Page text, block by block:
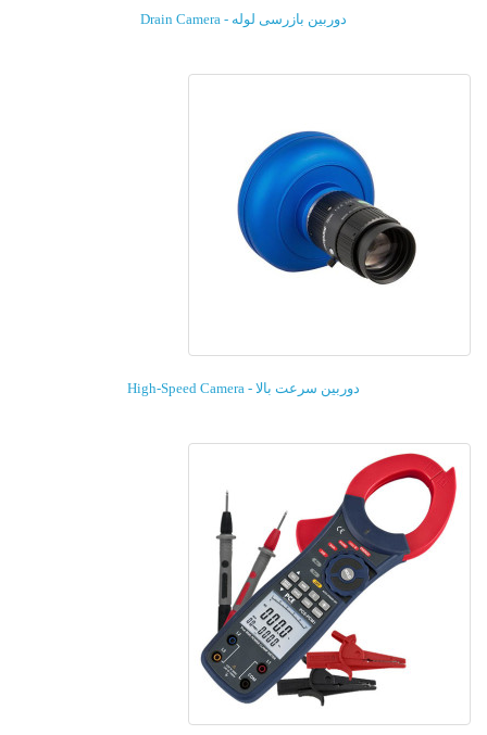
دوربین بازرسی لوله - Drain Camera
دوربین سرعت بالا - High-Speed Camera